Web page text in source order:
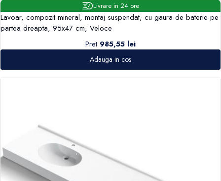
Livrare in 24 ore
Lavoar, compozit mineral, montaj suspendat, cu gaura de baterie pe
partea dreapta, 95x47 cm, Veloce
Pret 985,55 lei
Adauga in cos